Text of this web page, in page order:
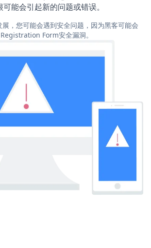
能会引起新的问题或错误。
，您可能会遇到安全问题，因为黑客可能会
Form安全漏洞。